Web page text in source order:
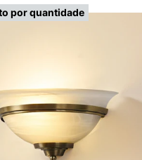
por quantidade